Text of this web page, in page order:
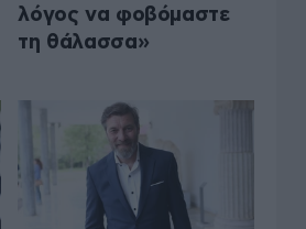
λόγος να φοβόμαστε
τη θάλασσα»